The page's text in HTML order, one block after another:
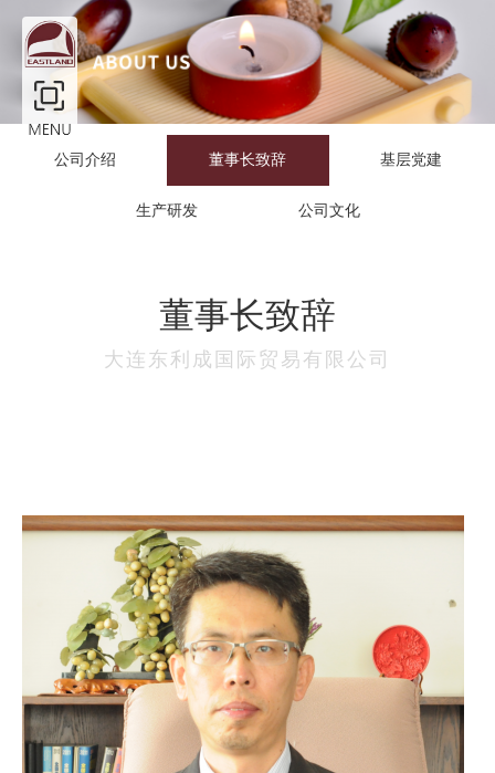
公司介绍 董事长致辞 基层党建
生产研发 公司文化
董事长致辞
大连东利成国际贸易有限公司